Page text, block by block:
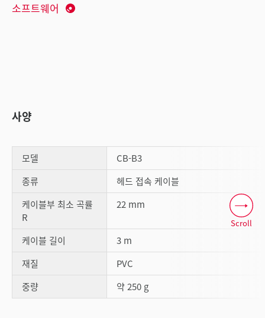
소프트웨어
사양
모델
CB-B3
종류
헤드 접속 케이블
케이블부 최소 곡률
R
22 mm
케이블 길이
3 m
재질
PVC
중량
약 250 g
Scroll